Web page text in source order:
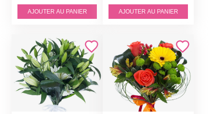
AJOUTER AU PANIER AJOUTER AU PANIER